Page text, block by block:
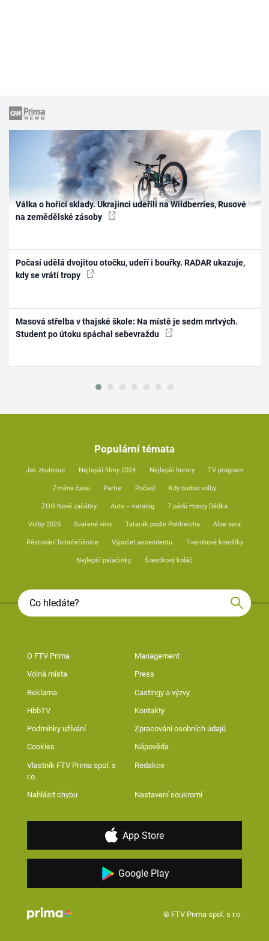
Válka o hořící sklady. Ukrajinci udeřili na Wildberries, Rusové
na zemědělské zásoby
Počasí udělá dvojitou otočku, udeří i bouřky. RADAR ukazuje,
kdy se vrátí tropy
Masová střelba v thajské škole: Na místě je sedm mrtvých.
Student po útoku spáchal sebevraždu
Populární témata
Jak zhubnout Nejlepší filmy 2024 Nejlepší horory TV program
Změna času Partie Počasí Kdy budou volby
ZOO Nové začátky Auto – katalog 7 pádů Honzy Dědka
Volby 2025 Svařené víno Tatarák podle Pohlreicha Aloe vera
Pěstování lichořeřišnice Výpočet ascendentu Tvarohové knedlíky
Nejlepší palačinky Švestkový koláč
O FTV Prima Management
Volná místa Press
Reklama Castingy a výzvy
HbbTV Kontakty
Podmínky užívání Zpracování osobních údajů
Cookies Nápověda
Vlastník FTV Prima spol. s
r.o.
Redakce
Nahlásit chybu Nastavení soukromí
App Store
Google Play
© FTV Prima spol. s r.o.